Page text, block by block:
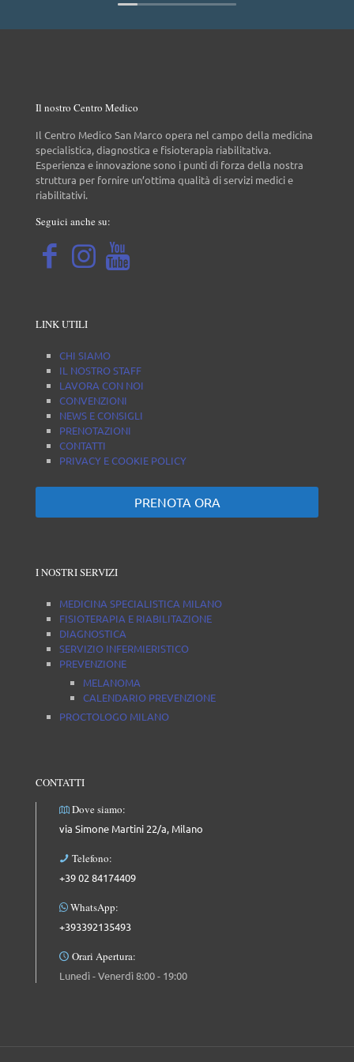
Il nostro Centro Medico
Il Centro Medico San Marco opera nel campo della medicina
specialistica, diagnostica e fisioterapia riabilitativa.
Esperienza e innovazione sono i punti di forza della nostra
struttura per fornire un’ottima qualità di servizi medici e
riabilitativi.
Seguici anche su:
LINK UTILI
CHI SIAMO
IL NOSTRO STAFF
LAVORA CON NOI
CONVENZIONI
NEWS E CONSIGLI
PRENOTAZIONI
CONTATTI
PRIVACY E COOKIE POLICY
PRENOTA ORA
I NOSTRI SERVIZI
MEDICINA SPECIALISTICA MILANO
FISIOTERAPIA E RIABILITAZIONE
DIAGNOSTICA
SERVIZIO INFERMIERISTICO
PREVENZIONE
MELANOMA
CALENDARIO PREVENZIONE
PROCTOLOGO MILANO
CONTATTI
Dove siamo:
via Simone Martini 22/a, Milano
Telefono:
+39 02 84174409
WhatsApp:
+393392135493
Orari Apertura:
Lunedì - Venerdì 8:00 - 19:00